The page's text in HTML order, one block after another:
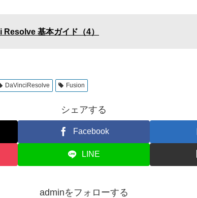
基本ガイド（4）
DaVinciResolve Fusion
シェアする
Facebook
LINE
adminをフォローする